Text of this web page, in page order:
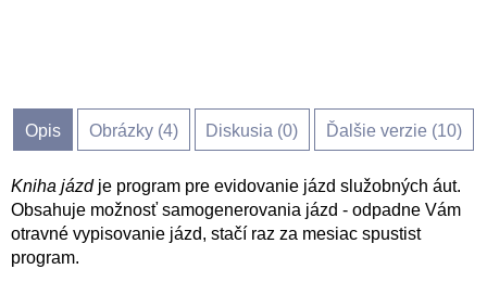
Opis Obrázky (4) Diskusia (0) Ďalšie verzie (10)
Kniha jázdje program pre evidovanie jázd služobných áut.
Obsahuje možnosť samogenerovania jázd - odpadne Vám
otravné vypisovanie jázd, stačí raz za mesiac spustist
program.